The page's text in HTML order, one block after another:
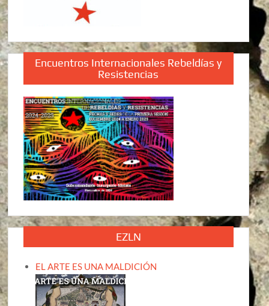
Encuentros Internacionales Rebeldías y
Resistencias
EZLN
EL ARTE ES UNA MALDICIÓN